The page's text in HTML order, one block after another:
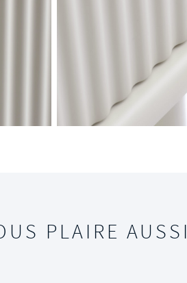
PLAIRE AUSSI